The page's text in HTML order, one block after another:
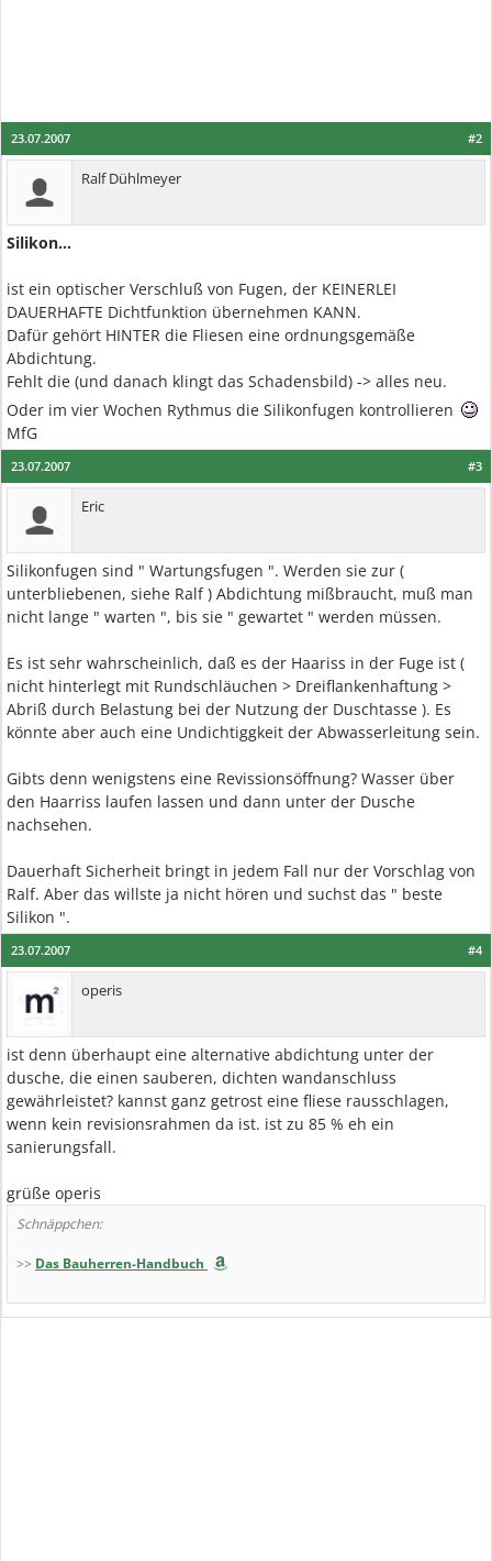
#2
23.07.2007
Ralf Dühlmeyer
Silikon...
ist ein optischer Verschluß von Fugen, der KEINERLEI
DAUERHAFTE Dichtfunktion übernehmen KANN.
Dafür gehört HINTER die Fliesen eine ordnungsgemäße
Abdichtung.
Fehlt die (und danach klingt das Schadensbild) -> alles neu.
Oder im vier Wochen Rythmus die Silikonfugen kontrollieren
MfG
#3
23.07.2007
Eric
Silikonfugen sind " Wartungsfugen ". Werden sie zur (
unterbliebenen, siehe Ralf ) Abdichtung mißbraucht, muß man
nicht lange " warten ", bis sie " gewartet " werden müssen.
Es ist sehr wahrscheinlich, daß es der Haariss in der Fuge ist (
nicht hinterlegt mit Rundschläuchen > Dreiflankenhaftung >
Abriß durch Belastung bei der Nutzung der Duschtasse ). Es
könnte aber auch eine Undichtiggkeit der Abwasserleitung sein.
Gibts denn wenigstens eine Revissionsöffnung? Wasser über
den Haarriss laufen lassen und dann unter der Dusche
nachsehen.
Dauerhaft Sicherheit bringt in jedem Fall nur der Vorschlag von
Ralf. Aber das willste ja nicht hören und suchst das " beste
Silikon ".
#4
23.07.2007
operis
ist denn überhaupt eine alternative abdichtung unter der
dusche, die einen sauberen, dichten wandanschluss
gewährleistet? kannst ganz getrost eine fliese rausschlagen,
wenn kein revisionsrahmen da ist. ist zu 85 % eh ein
sanierungsfall.
grüße operis
Schnäppchen:
>> Das Bauherren-Handbuch